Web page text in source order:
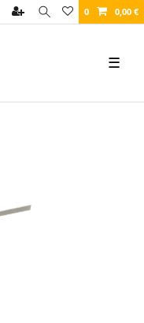
0 0,00 €
☰